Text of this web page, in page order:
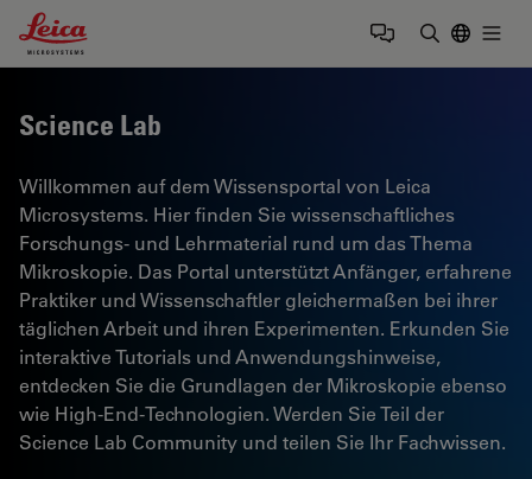
Leica Microsystems Logo
Science Lab
Willkommen auf dem Wissensportal von Leica
Microsystems. Hier finden Sie wissenschaftliches
Forschungs- und Lehrmaterial rund um das Thema
Mikroskopie. Das Portal unterstützt Anfänger, erfahrene
Praktiker und Wissenschaftler gleichermaßen bei ihrer
täglichen Arbeit und ihren Experimenten. Erkunden Sie
interaktive Tutorials und Anwendungshinweise,
entdecken Sie die Grundlagen der Mikroskopie ebenso
wie High-End-Technologien. Werden Sie Teil der
Science Lab Community und teilen Sie Ihr Fachwissen.